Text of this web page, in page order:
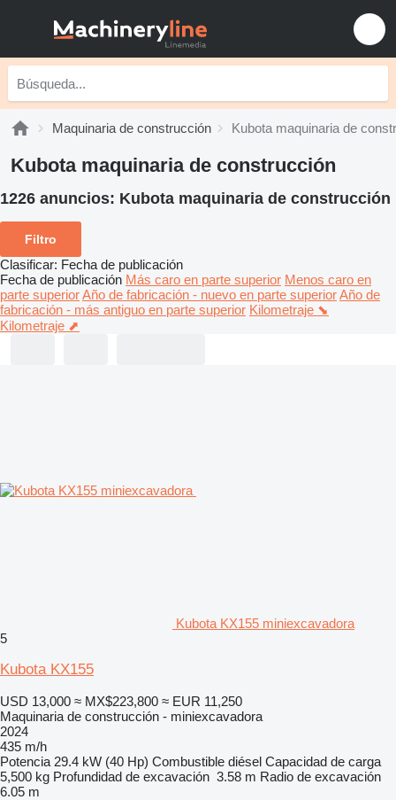
Maquinaria de construcción Kubota maquinaria de
Kubota maquinaria de construcción
1226 anuncios: Kubota maquinaria de construcción
Filtro
Clasificar: Fecha de publicación
Fecha de publicación Más caro en parte superior Menos caro en
parte superiorAño de fabricación - nuevo en parte superiorAño de
fabricación - más antiguo en parte superior Kilometraje ⬊
Kilometraje ⬈
Kubota KX155 miniexcavadora
5
Kubota KX155
USD 13,000 ≈ MX$223,800 ≈ EUR 11,250
Maquinaria de construcción - miniexcavadora
2024
435 m/h
Potencia 29.4 kW (40 Hp) Combustible diésel Capacidad de carga
5,500 kg Profundidad de excavación 3.58 m Radio de excavación
6.05 m